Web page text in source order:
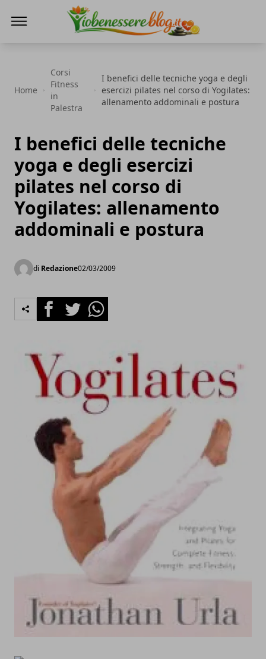
Home
Corsi
Fitness
in
Palestra
I benefici delle tecniche yoga e degli
esercizi pilates nel corso di Yogilates:
allenamento addominali e postura
I benefici delle tecniche
yoga e degli esercizi
pilates nel corso di
Yogilates: allenamento
addominali e postura
di Redazione02/03/2009
FacebookTwitterWhatsapp